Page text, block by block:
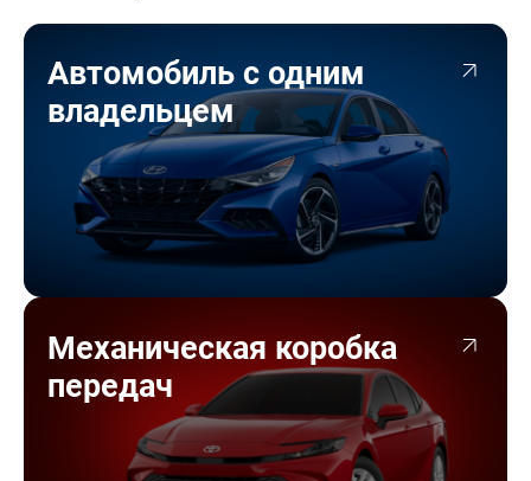
Автомобиль с одним
владельцем
Механическая коробка
передач